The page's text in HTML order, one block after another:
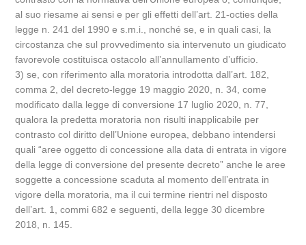
al suo riesame ai sensi e per gli effetti dell’art. 21-octies della
legge n. 241 del 1990 e s.m.i., nonché se, e in quali casi, la
circostanza che sul provvedimento sia intervenuto un giudicato
favorevole costituisca ostacolo all’annullamento d’ufficio.
3) se, con riferimento alla moratoria introdotta dall’art. 182,
comma 2, del decreto-legge 19 maggio 2020, n. 34, come
modificato dalla legge di conversione 17 luglio 2020, n. 77,
qualora la predetta moratoria non risulti inapplicabile per
contrasto col diritto dell’Unione europea, debbano intendersi
quali “aree oggetto di concessione alla data di entrata in vigore
della legge di conversione del presente decreto” anche le aree
soggette a concessione scaduta al momento dell’entrata in
vigore della moratoria, ma il cui termine rientri nel disposto
dell’art. 1, commi 682 e seguenti, della legge 30 dicembre
2018, n. 145.